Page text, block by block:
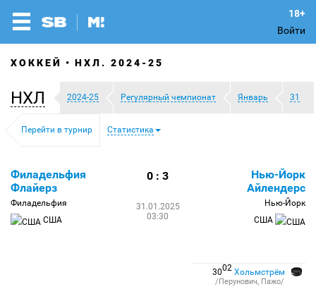
Войти
ХОККЕЙ НХЛ. 2024-25
НХЛ 2024-25 Регулярный чемпионат Январь 31
Перейти в турнир Статистика
Филадельфия
Флайерз
Филадельфия
США
0 : 3
31.01.2025
03:30
Нью-Йорк
Айлендерс
Нью-Йорк
США
3002 Хольмстрём
/Перунович, Пажо/